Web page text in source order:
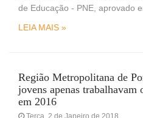
de Educação - PNE, aprovado
LEIA MAIS »
Região Metropolitana de
jovens apenas
em 2016
Terça, 2 de Janeiro de 2018